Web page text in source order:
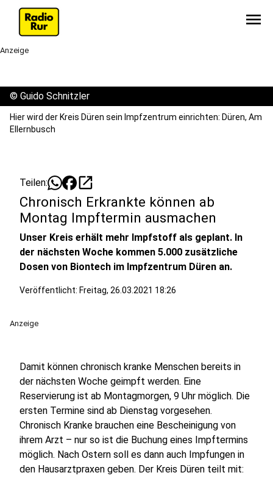
menu
Anzeige
© Guido Schnitzler
Hier wird der Kreis Düren sein Impfzentrum einrichten: Düren, Am
Ellernbusch
Teilen: open_in_new
Chronisch Erkrankte können ab
Montag Impftermin ausmachen
Unser Kreis erhält mehr Impfstoff als geplant. In
der nächsten Woche kommen 5.000 zusätzliche
Dosen von Biontech im Impfzentrum Düren an.
Veröffentlicht: Freitag, 26.03.2021 18:26
Anzeige
Damit können chronisch kranke Menschen bereits in
der nächsten Woche geimpft werden. Eine
Reservierung ist ab Montagmorgen, 9 Uhr möglich. Die
ersten Termine sind ab Dienstag vorgesehen.
Chronisch Kranke brauchen eine Bescheinigung von
ihrem Arzt – nur so ist die Buchung eines Impftermins
möglich. Nach Ostern soll es dann auch Impfungen in
den Hausarztpraxen geben. Der Kreis Düren teilt mit: